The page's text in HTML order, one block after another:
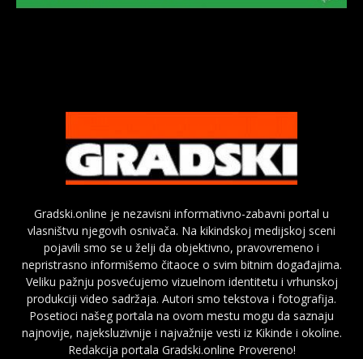
Gradski.online je nezavisni informativno-zabavni portal u
vlasništvu njegovih osnivača. Na kikindskoj medijskoj sceni
pojavili smo se u želji da objektivno, pravovremeno i
nepristrasno informišemo čitaoce o svim bitnim događajima.
Veliku pažnju posvećujemo vizuelnom identitetu i vrhunskoj
produkciji video sadržaja. Autori smo tekstova i fotografija.
Posetioci našeg portala na ovom mestu mogu da saznaju
najnovije, najeksluzivnije i najvažnije vesti iz Kikinde i okoline.
Redakcija portala Gradski.online Provereno!